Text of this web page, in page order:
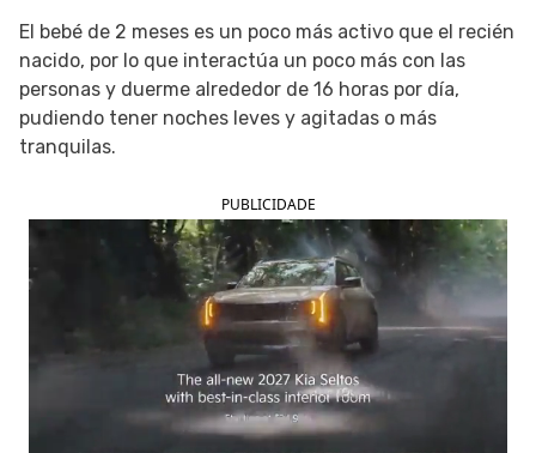
El bebé de 2 meses es un poco más activo que el recién
nacido, por lo que interactúa un poco más con las
personas y duerme alrededor de 16 horas por día,
pudiendo tener noches leves y agitadas o más
tranquilas.
PUBLICIDADE